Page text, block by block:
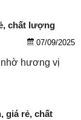
chất lượng
07/09/2025
hương vị
giá rẻ, chất